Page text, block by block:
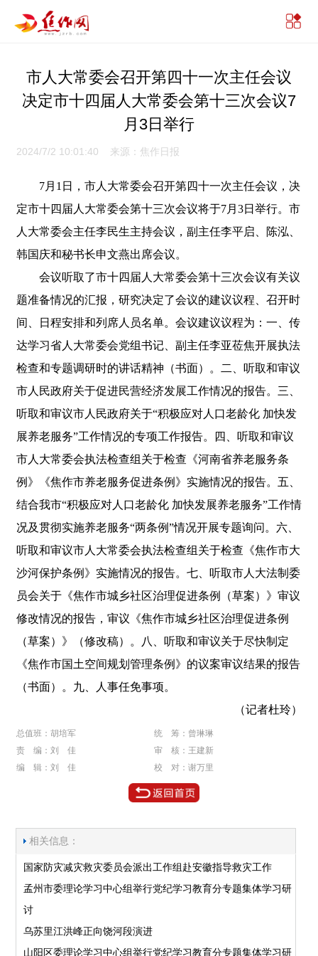
市人大常委会召开第四十一次主任会议
决定市十四届人大常委会第十三次会议7
月3日举行
2024/7/2 10:01:40 来源：焦作日报
7月1日，市人大常委会召开第四十一次主任会议，决
定市十四届人大常委会第十三次会议将于7月3日举行。市
人大常委会主任李民生主持会议，副主任李平启、陈泓、
韩国庆和秘书长申文燕出席会议。
会议听取了市十四届人大常委会第十三次会议有关议
题准备情况的汇报，研究决定了会议的建议议程、召开时
间、日程安排和列席人员名单。会议建议议程为：一、传
达学习省人大常委会党组书记、副主任李亚莅焦开展执法
检查和专题调研时的讲话精神（书面）。二、听取和审议
市人民政府关于促进民营经济发展工作情况的报告。三、
听取和审议市人民政府关于“积极应对人口老龄化 加快发
展养老服务”工作情况的专项工作报告。四、听取和审议
市人大常委会执法检查组关于检查《河南省养老服务条
例》《焦作市养老服务促进条例》实施情况的报告。五、
结合我市“积极应对人口老龄化 加快发展养老服务”工作情
况及贯彻实施养老服务“两条例”情况开展专题询问。六、
听取和审议市人大常委会执法检查组关于检查《焦作市大
沙河保护条例》实施情况的报告。七、听取市人大法制委
员会关于《焦作市城乡社区治理促进条例（草案）》审议
修改情况的报告，审议《焦作市城乡社区治理促进条例
（草案）》（修改稿）。八、听取和审议关于尽快制定
《焦作市国土空间规划管理条例》的议案审议结果的报告
（书面）。九、人事任免事项。
（记者杜玲）
总值班：胡培军
统 筹：曾琳琳
责 编：刘 佳
审 核：王建新
编 辑：刘 佳
校 对：谢万里
相关信息：
国家防灾减灾救灾委员会派出工作组赴安徽指导救灾工作
孟州市委理论学习中心组举行党纪学习教育分专题集体学习研
讨
乌苏里江洪峰正向饶河段演进
山阳区委理论学习中心组举行党纪学习教育分专题集体学习研